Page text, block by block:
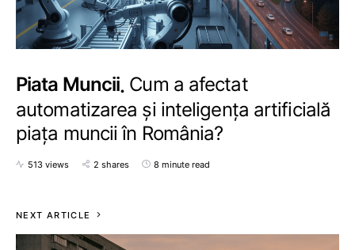
Piata Muncii Cum a afectat
automatizarea și inteligența artificială
piața muncii în România?
513 views 2 shares 8 minute read
NEXT ARTICLE